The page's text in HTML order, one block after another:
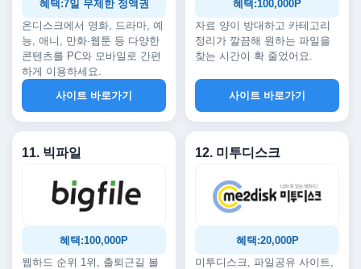
혜택:7일 무제한 정액권
온디스크에서 영화, 드라마, 예
능, 애니, 만화·웹툰 등 다양한
콘텐츠를 PC와 모바일로 간편
하게 이용하세요.
사이트 바로가기
혜택:100,000P
자료 양이 방대하고 카테고리
정리가 깔끔해 원하는 파일을
찾는 시간이 확 줄었어요.
사이트 바로가기
11. 빅파일
혜택:100,000P
웹하드 순위 1위, 출퇴근길 볼
12. 미투디스크
혜택:20,000P
미투디스크, 파일공유 사이트,